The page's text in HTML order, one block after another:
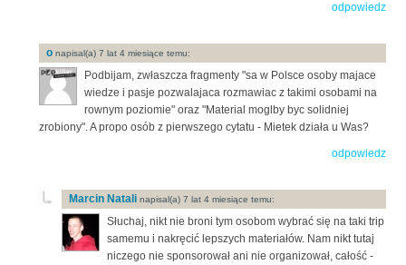
odpowiedz
o napisal(a) 7 lat 4 miesiące temu:
Podbijam, zwłaszcza fragmenty "sa w Polsce osoby majace
wiedze i pasje pozwalajaca rozmawiac z takimi osobami na
rownym poziomie" oraz "Material moglby byc solidniej
zrobiony". A propo osób z pierwszego cytatu - Mietek działa u Was?
odpowiedz
Marcin Natali napisal(a) 7 lat 4 miesiące temu:
Słuchaj, nikt nie broni tym osobom wybrać się na taki trip
samemu i nakręcić lepszych materiałów. Nam nikt tutaj
niczego nie sponsorował ani nie organizował, całość -